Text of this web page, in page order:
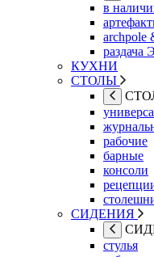
в
archpole
раздача
КУХНИ
СТОЛЫ
рабочие
барные
консоли
СИДЕНИЯ
стулья